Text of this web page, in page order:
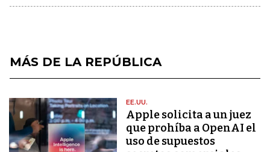
MÁS DE LA REPÚBLICA
EE.UU.
Apple solicita a un juez
que prohíba a OpenAI el
uso de supuestos